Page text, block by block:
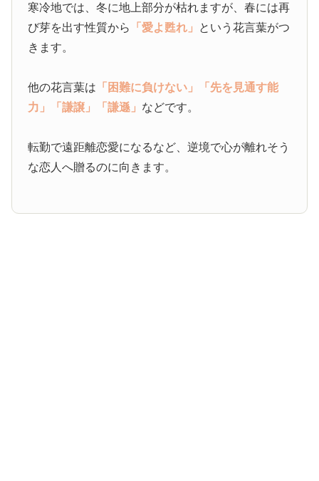
寒冷地では、冬に地上部分が枯れますが、春には再
び芽を出す性質から
「愛よ甦れ」 という花言葉がつ
きます。
他の花言葉は 「困難に負けない」
「先を見通す能
力」
「謙譲」 「謙遜」 などです。
転勤で遠距離恋愛になるなど、逆境で心が離れそう
な恋人へ贈るのに向きます。